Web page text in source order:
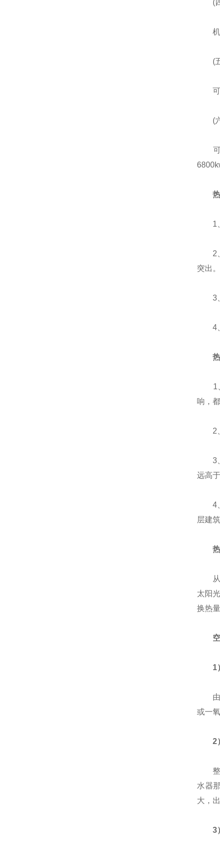
(四)
机组
(五)
可以
(六)
可以
1、
2、
突出。
3、
4、
1、
响，
2、
3、
远高
4、
层建
从工
太阳
换热
1
由于
或一
2
整体
水器
大，
3